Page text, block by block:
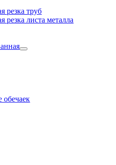
резка труб
резка листа металла
обечаек